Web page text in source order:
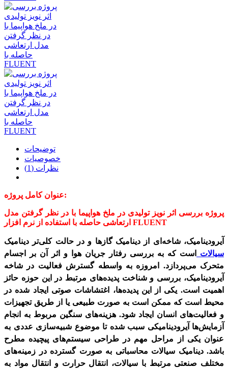
توضیحات
خصوصیات
نظرات (1)
عنوان کامل پروژه:
پروژه بررسی اثر نویز تولیدی در ملخ هواپیما با در نظر گرفتن مدل
ارتعاشی حاصله با استفاده از نرم افزار FLUENT‌
آیرودینامیک، شاخه‌ای از دینامیک گازها و در حالت کلی‌تر دینامیک
سیالات
است که به بررسی رفتار جریان هوا و اثر آن بر اجسام
متحرک می‌پردازد. امروزه به‌ واسطه گسترش فعالیت در شاخه
آیرودینامیک، بررسی و شناخت پدیده‌های مرتبط در این حوزه حائز
اهمیت است. یکی از این پدیده‌ها، اغتشاشات صوتی ایجاد شده در
محیط است که ممکن است به‌ صورت طبیعی یا از طریق تجهیزات
و فعالیت‌های انسان ایجاد شود. هزینه‌های سنگین مربوط به انجام
آزمایش‌ها آیرودینامیکی سبب شده تا موضوع شبیه‌سازی عددی به‌
عنوان یکی از مراحل مهم در طراحی سیستم‌های پیچیده مطرح
باشد. دینامیک سیالات محاسباتی به‌ صورت گسترده در زمینه‌های
مختلف صنعتی مرتبط با سیالات، انتقال حرارت و انتقال مواد به